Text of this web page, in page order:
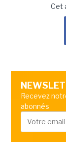
Cet
Recevez
abonnés